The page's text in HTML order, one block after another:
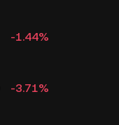
-1.44%
-3.71%